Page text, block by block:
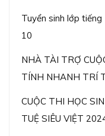
Tuyển sinh lớp
10
NHÀ TÀI TRỢ
TÍNH NHANH TRÍ
CUỘC THI HỌC
TUỆ SIÊU VIỆT